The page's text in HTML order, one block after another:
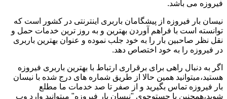
فیروزه می باشد.
نیسان بار فیروزه از پیشگامان باربری اینترنتی در کشور است که
توانسته است با فراهم آوردن بهترین و به روز ترین خدمات حمل و
نقل نظر صاحبین بار را به خود جلب نموده و عنوان بهترین باربری
در فیروزه را به خود اختصاص دهد.
اگر به دنبال راهی برای برقراری ارتباط با بهترین باربری فیروزه
هستید،میتوانید همین حالا از طریق شماره های درج شده با نیسان
بار فیروزه تماس بگیرید و از صفر تا صد خدمات ما مطلع
شوید،همچنین با جستوجوی "نیسان بار فیروزه" میتوانید وارد وب